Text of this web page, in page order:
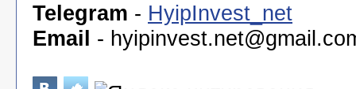
Telegram - HyipInvest_net
Email -